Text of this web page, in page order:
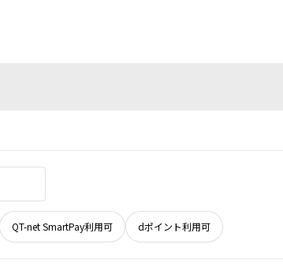
QT-net SmartPay利用可 dポイント利用可